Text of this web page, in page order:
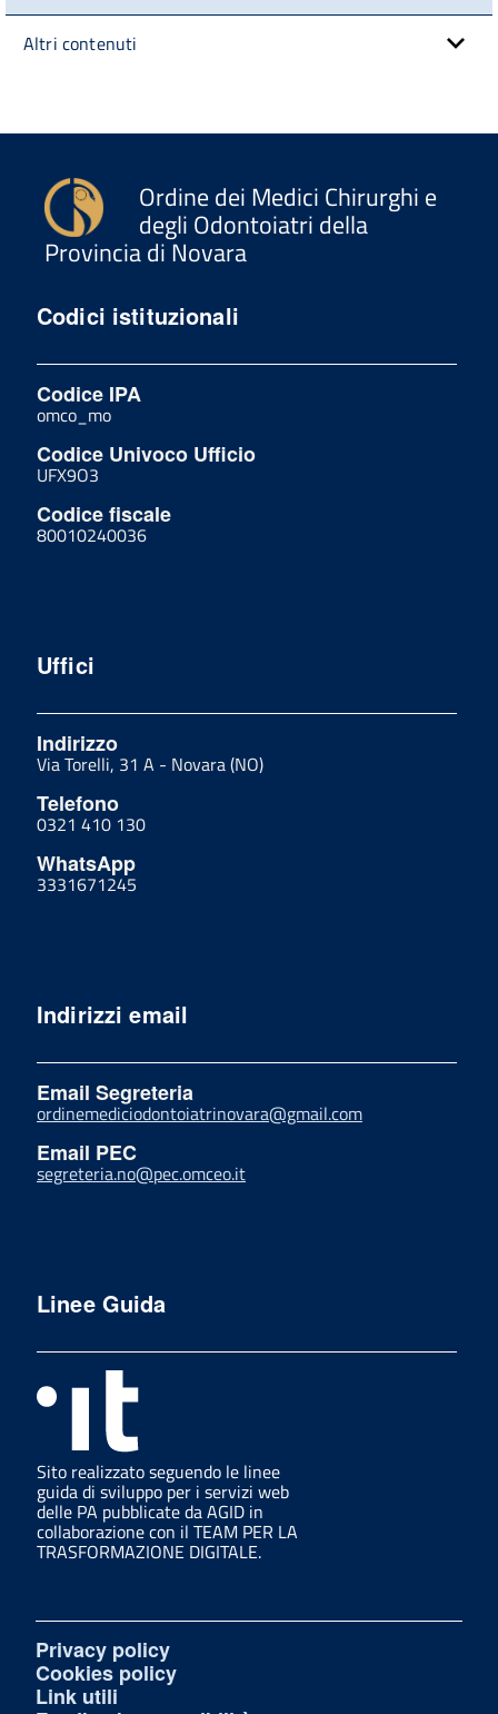
Altri contenuti
Ordine dei Medici Chirurghi e
degli Odontoiatri della
Provincia di Novara
Codici istituzionali
Codice IPA
omco_mo
Codice Univoco Ufficio
UFX9O3
Codice fiscale
80010240036
Uffici
Indirizzo
Via Torelli, 31 A - Novara (NO)
Telefono
0321 410 130
WhatsApp
3331671245
Indirizzi email
Email Segreteria
ordinemediciodontoiatrinovara@gmail.com
Email PEC
segreteria.no@pec.omceo.it
Linee Guida
Sito realizzato seguendo le linee
guida di sviluppo per i servizi web
delle PA pubblicate da AGID in
collaborazione con il TEAM PER LA
TRASFORMAZIONE DIGITALE.
Privacy policy
Cookies policy
Link utili